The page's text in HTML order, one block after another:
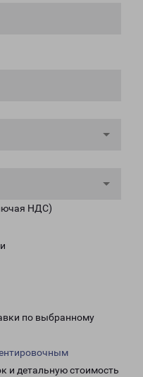
НДС)
по выбранному
и детальную стоимость